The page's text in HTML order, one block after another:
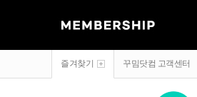
즐겨찾기 꾸밈닷컴 고객센터